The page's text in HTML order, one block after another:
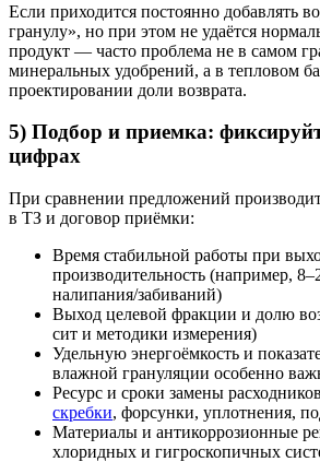
Если приходится постоянно добавлять
гранулу», но при этом не удаётся
продукт — часто проблема не в самом
минеральных удобрений, а в тепловом
проектировании доли возврата.
5) Подбор и приемка:
цифрах
При сравнении предложений
в ТЗ и договор приёмки:
Время стабильной работы при
производительность (например,
налипания/забиваний)
Выход целевой фракции и долю
сит и методики измерения)
Удельную энергоёмкость и
влажной грануляции особенно
Ресурс и сроки замены
скребки, форсунки, уплотнения,
Материалы и антикоррозионные
хлоридных и гигроскопичных